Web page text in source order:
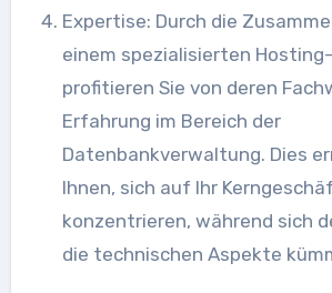
Expertise: Durch die
einem spezialisierten
profitieren Sie von deren
Erfahrung im Bereich der
Datenbankverwaltung. Dies
Ihnen, sich auf Ihr
konzentrieren, während sich
die technischen Aspekte